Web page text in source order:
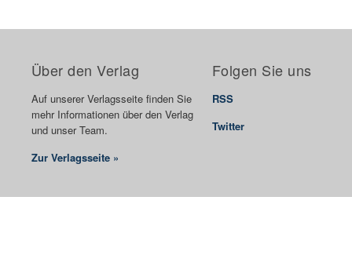
Über den Verlag
Auf unserer Verlagsseite finden Sie
mehr Informationen über den Verlag
und unser Team.
Zur Verlagsseite »
Folgen Sie uns
RSS
Twitter